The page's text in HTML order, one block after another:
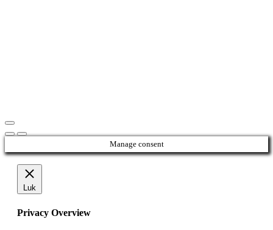
Manage consent
Luk
Privacy Overview